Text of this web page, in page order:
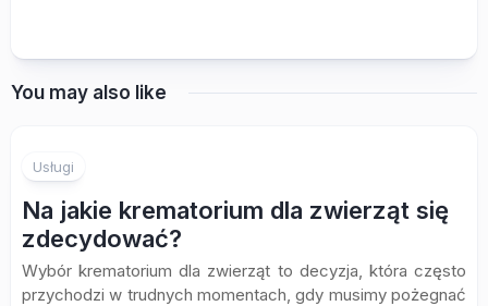
You may also like
Usługi
Na jakie krematorium dla zwierząt się
zdecydować?
Wybór krematorium dla zwierząt to decyzja, która często
przychodzi w trudnych momentach, gdy musimy pożegnać